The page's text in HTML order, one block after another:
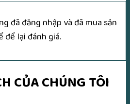
đã đăng nhập và đã mua sản
để lại đánh giá.
CỦA CHÚNG TÔI